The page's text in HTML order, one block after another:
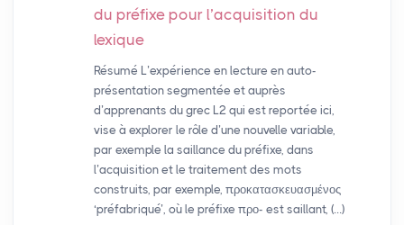
du préfixe pour l’acquisition du
lexique
Résumé L’expérience en lecture en auto-
présentation segmentée et auprès
d’apprenants du grec L2 qui est reportée ici,
vise à explorer le rôle d’une nouvelle variable,
par exemple la saillance du préfixe, dans
l’acquisition et le traitement des mots
construits, par exemple, προκατασκευασμένος
‘préfabriqué’, où le préfixe προ- est saillant, (…)